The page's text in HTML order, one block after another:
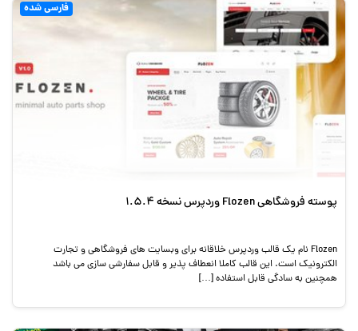
فارسی شده
پوسته فروشگاهی Flozen وردپرس نسخه 1.5.4
Flozen نام یک قالب وردپرس خلاقانه برای وبسایت های فروشگاهی و تجارت
الکترونیک است. این قالب کاملا انعطاف پذیر و قابل سفارشی سازی می باشد
همچنین به سادگی قابل استفاده […]